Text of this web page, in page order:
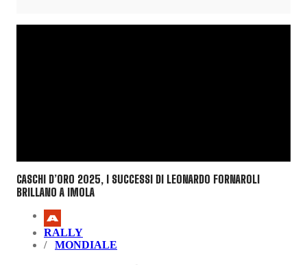
CASCHI D’ORO 2025, I SUCCESSI DI LEONARDO FORNAROLI
BRILLANO A IMOLA
RALLY
MONDIALE